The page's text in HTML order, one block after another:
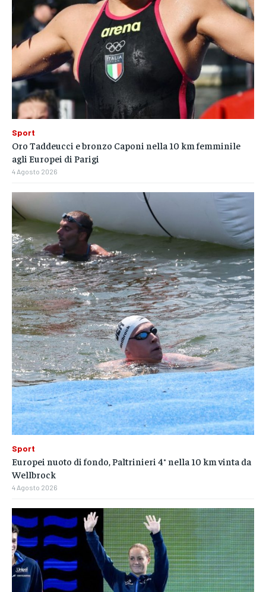
Sport
Oro Taddeucci e bronzo Caponi nella 10 km femminile
agli Europei di Parigi
4 Agosto 2026
Sport
Europei nuoto di fondo, Paltrinieri 4° nella 10 km vinta da
Wellbrock
4 Agosto 2026